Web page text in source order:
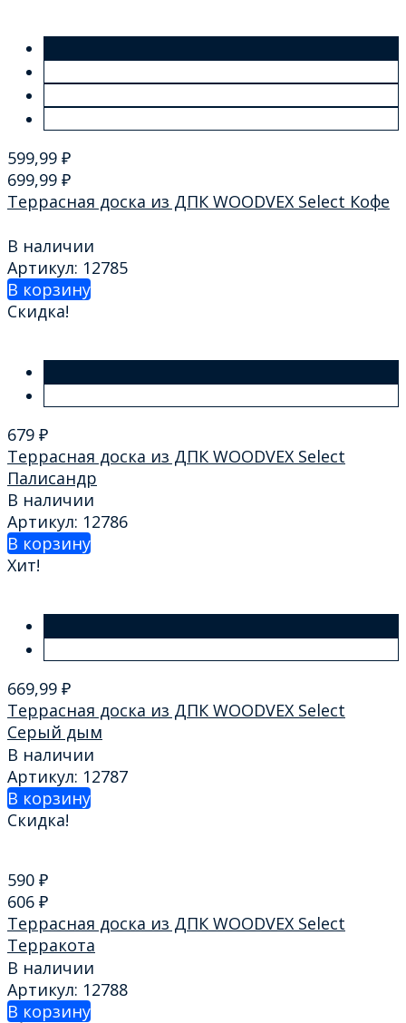
599,99 ₽
699,99 ₽
Террасная доска из ДПК WOODVEX Select Кофе
В наличии
Артикул: 12785
В корзину
Скидка!
679 ₽
Террасная доска из ДПК WOODVEX Select
Палисандр
В наличии
Артикул: 12786
В корзину
Хит!
669,99 ₽
Террасная доска из ДПК WOODVEX Select
Серый дым
В наличии
Артикул: 12787
В корзину
Скидка!
590 ₽
606 ₽
Террасная доска из ДПК WOODVEX Select
Терракота
В наличии
Артикул: 12788
В корзину